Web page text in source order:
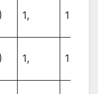
1, 1
1, 1